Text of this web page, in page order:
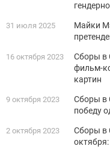
31 июля 2025
Майки
16 октября 2023
Сборы в
фильм-
картин
9 октября 2023
Сборы в
победу
2 октября 2023
Сборы в